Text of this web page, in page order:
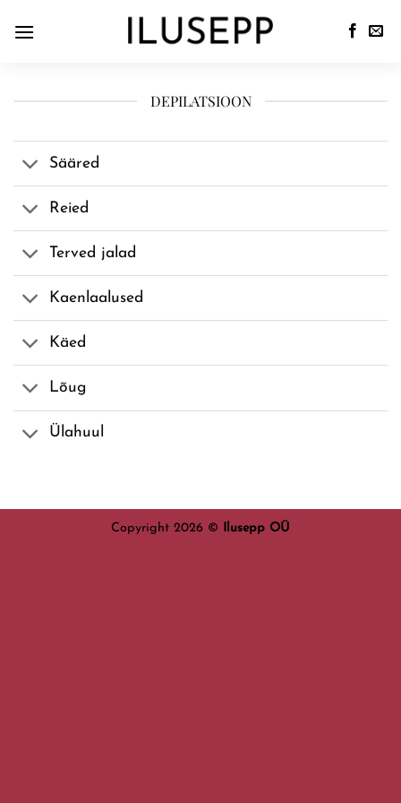
DEPILATSIOON
Sääred
Reied
Terved jalad
Kaenlaalused
Käed
Lõug
Ülahuul
Copyright 2026 © Ilusepp OÜ